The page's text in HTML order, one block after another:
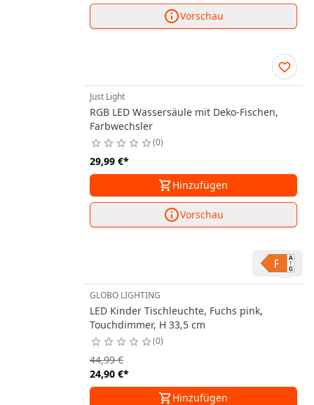
Vorschau
Just Light
RGB LED Wassersäule mit Deko-Fischen,
Farbwechsler
0
29,99 €*
Hinzufügen
Vorschau
GLOBO LIGHTING
LED Kinder Tischleuchte, Fuchs pink,
Touchdimmer, H 33,5 cm
0
24,90 €*
44,99 €
Hinzufügen